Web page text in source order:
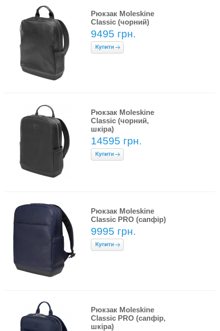
Рюкзак Moleskine
Classic (чорний)
9495 грн.
Рюкзак Moleskine
Classic (чорний,
шкіра)
14595 грн.
Рюкзак Moleskine
Classic PRO (сапфір)
9995 грн.
Рюкзак Moleskine
Classic PRO (сапфір,
шкіра)